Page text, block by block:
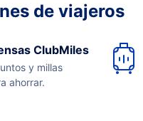
de viajeros
ClubMiles
y millas
ahorrar.